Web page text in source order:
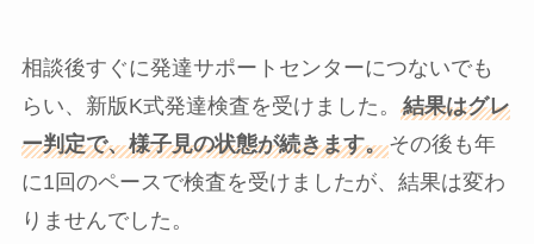
相談後すぐに発達サポートセンターにつないでも
らい、新版K式発達検査を受けました。 結果はグレ
ー判定で、様子見の状態が続きます。その後も年
に1回のペースで検査を受けましたが、結果は変わ
りませんでした。